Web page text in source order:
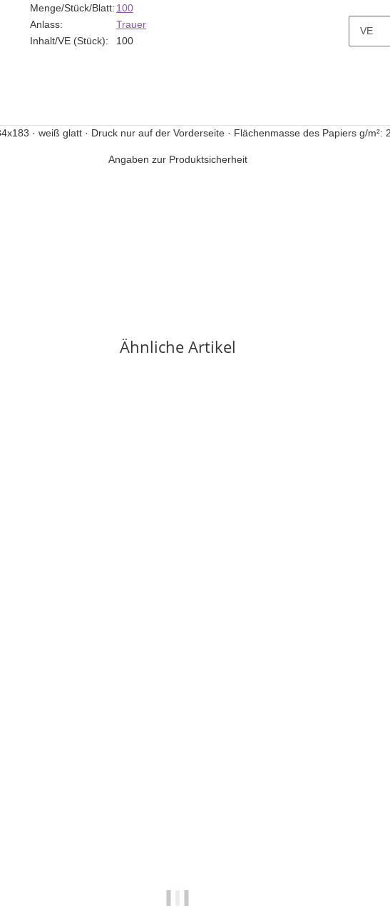
Menge/Stück/Blatt: 100
Anlass:
Trauer
Inhalt/VE (Stück):
100
VE
· weiß glatt · Druck nur auf der Vorderseite · Flächenmasse des Papiers g/m²:
Angaben zur Produktsicherheit
Ähnliche Artikel